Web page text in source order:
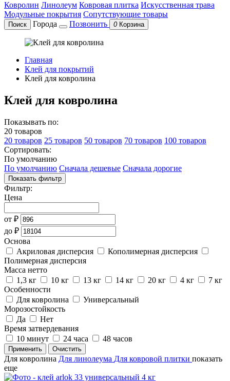
Ковролин Линолеум Ковровая плитка Искусственная трава
Модульные покрытия Сопутствующие товары
Поиск Города Позвонить 0 Корзина
Главная
Клей для покрытий
Клей для ковролина
Клей для ковролина
Показывать по:
20 товаров
20 товаров 25 товаров 50 товаров 70 товаров 100 товаров
Сортировать:
По умолчанию
По умолчанию Сначала дешевые Сначала дорогие
Показать фильтр
Фильтр:
Цена
от ₽
до ₽
Основа
Акриловая дисперсия
Кополимерная дисперсия
Полимерная дисперсия
Масса нетто
1,3 кг
10 кг 13 кг 14 кг 20 кг 4 кг
7 кг
Особенности
Для ковролина
Универсальный
Морозостойкость
Да
Нет
Время затвердевания
10 минут
24 часа 48 часов
Применить Очистить
Для ковролина Для линолеума Для ковровой плитки показать
еще